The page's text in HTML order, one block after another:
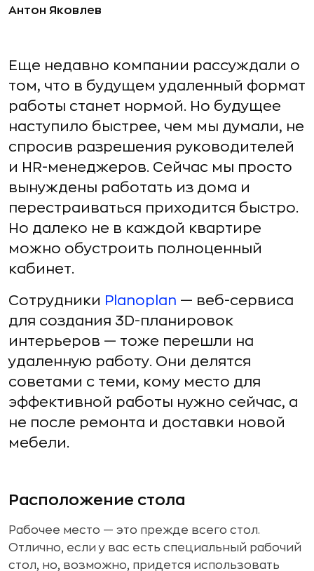
Антон Яковлев
Еще недавно компании рассуждали о
том, что в будущем удаленный формат
работы станет нормой. Но будущее
наступило быстрее, чем мы думали, не
спросив разрешения руководителей
и HR-менеджеров. Сейчас мы просто
вынуждены работать из дома и
перестраиваться приходится быстро.
Но далеко не в каждой квартире
можно обустроить полноценный
кабинет.
Сотрудники Planoplan — веб-сервиса
для создания 3D-планировок
интерьеров — тоже перешли на
удаленную работу. Они делятся
советами с теми, кому место для
эффективной работы нужно сейчас, а
не после ремонта и доставки новой
мебели.
Расположение стола
Рабочее место — это прежде всего стол.
Отлично, если у вас есть специальный рабочий
стол, но, возможно, придется использовать